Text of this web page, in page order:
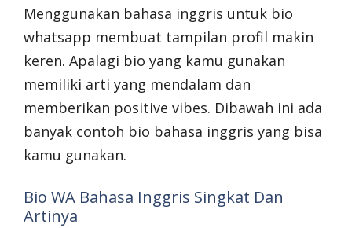
Menggunakan bahasa inggris untuk bio
whatsapp membuat tampilan profil makin
keren. Apalagi bio yang kamu gunakan
memiliki arti yang mendalam dan
memberikan positive vibes. Dibawah ini ada
banyak contoh bio bahasa inggris yang bisa
kamu gunakan.
Bio WA Bahasa Inggris Singkat Dan
Artinya